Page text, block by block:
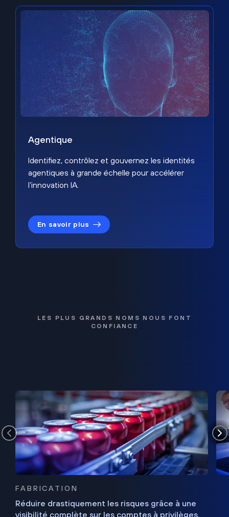
Agentique
Identifiez, contrôlez et gouvernez les identités
agentiques à grande échelle pour accélérer
l’innovation IA.
En savoir plus
LES PLUS GRANDS NOMS NOUS FONT
CONFIANCE
FABRICATION
Réduire drastiquement les risques grâce à une
visibilité complète sur les comptes à privilèges.